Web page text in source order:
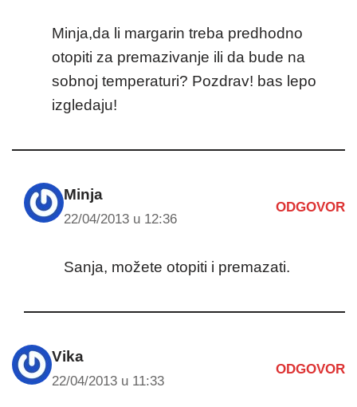
Minja,da li margarin treba predhodno
otopiti za premazivanje ili da bude na
sobnoj temperaturi? Pozdrav! bas lepo
izgledaju!
Minja
22/04/2013 u 12:36
ODGOVOR
Sanja, možete otopiti i premazati.
Vika
22/04/2013 u 11:33
ODGOVOR